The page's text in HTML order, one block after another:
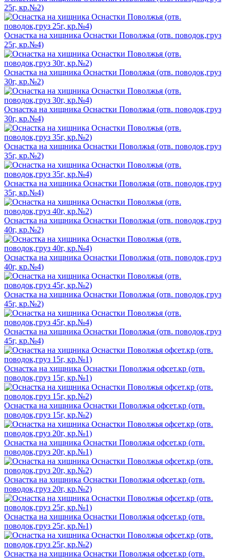
25г, кр.№2)
Оснастка на хищника Оснастки Поволжья (отв. поводок,груз
25г, кр.№4)
Оснастка на хищника Оснастки Поволжья (отв. поводок,груз
30г, кр.№2)
Оснастка на хищника Оснастки Поволжья (отв. поводок,груз
30г, кр.№4)
Оснастка на хищника Оснастки Поволжья (отв. поводок,груз
35г, кр.№2)
Оснастка на хищника Оснастки Поволжья (отв. поводок,груз
35г, кр.№4)
Оснастка на хищника Оснастки Поволжья (отв. поводок,груз
40г, кр.№2)
Оснастка на хищника Оснастки Поволжья (отв. поводок,груз
40г, кр.№4)
Оснастка на хищника Оснастки Поволжья (отв. поводок,груз
45г, кр.№2)
Оснастка на хищника Оснастки Поволжья (отв. поводок,груз
45г, кр.№4)
Оснастка на хищника Оснастки Поволжья офсет.кр (отв.
поводок,груз 15г, кр.№1)
Оснастка на хищника Оснастки Поволжья офсет.кр (отв.
поводок,груз 15г, кр.№2)
Оснастка на хищника Оснастки Поволжья офсет.кр (отв.
поводок,груз 20г, кр.№1)
Оснастка на хищника Оснастки Поволжья офсет.кр (отв.
поводок,груз 20г, кр.№2)
Оснастка на хищника Оснастки Поволжья офсет.кр (отв.
поводок,груз 25г, кр.№1)
Оснастка на хищника Оснастки Поволжья офсет.кр (отв.